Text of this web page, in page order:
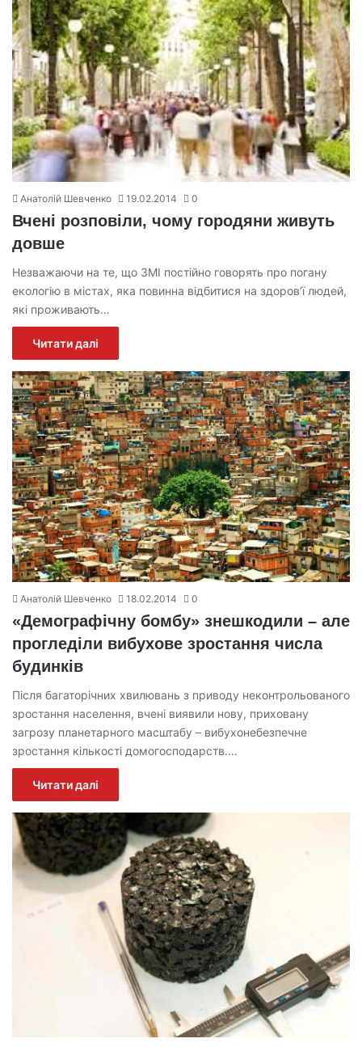
Анатолій Шевченко 19.02.2014 0
Вчені розповіли, чому городяни живуть
довше
Незважаючи на те, що ЗМІ постійно говорять про погану
екологію в містах, яка повинна відбитися на здоров’ї людей,
які проживають…
Читати далі
Анатолій Шевченко 18.02.2014 0
«Демографічну бомбу» знешкодили – але
прогледіли вибухове зростання числа
будинків
Після багаторічних хвилювань з приводу неконтрольованого
зростання населення, вчені виявили нову, приховану
загрозу планетарного масштабу – вибухонебезпечне
зростання кількості домогосподарств.…
Читати далі